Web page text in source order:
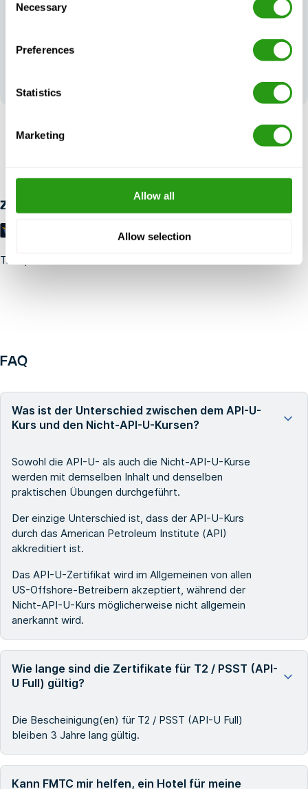
Selection
Necessary
Preferences
Statistics
Marketing
Allow all
Allow selection
Zahlungsmöglichkeiten
Trustpilot
FAQ
Was ist der Unterschied zwischen dem API-U-
Kurs und den Nicht-API-U-Kursen?
Sowohl die API-U- als auch die Nicht-API-U-Kurse
werden mit demselben Inhalt und denselben
praktischen Übungen durchgeführt.
Der einzige Unterschied ist, dass der API-U-Kurs
durch das American Petroleum Institute (API)
akkreditiert ist.
Das API-U-Zertifikat wird im Allgemeinen von allen
US-Offshore-Betreibern akzeptiert, während der
Nicht-API-U-Kurs möglicherweise nicht allgemein
anerkannt wird.
Wie lange sind die Zertifikate für T2 / PSST (API-
U Full) gültig?
Die Bescheinigung(en) für T2 / PSST (API-U Full)
bleiben 3 Jahre lang gültig.
Kann FMTC mir helfen, ein Hotel für meine